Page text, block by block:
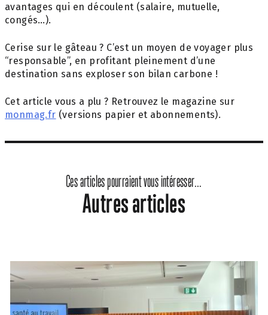
avantages qui en découlent (salaire, mutuelle,
congés…).
Cerise sur le gâteau ? C’est un moyen de voyager plus
“responsable”, en profitant pleinement d’une
destination sans exploser son bilan carbone !
Cet article vous a plu ? Retrouvez le magazine sur
monmag.fr (versions papier et abonnements).
Ces articles pourraient vous intéresser...
Autres articles